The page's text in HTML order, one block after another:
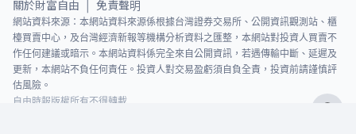
關於財富自由 免責聲明
網站資料來源：本網站資料來源係根據台灣證券交易所、公開資訊觀測站、櫃
檯買賣中心，及台灣經濟新報等機構分析資料之匯整，本網站對投資人買賣不
作任何建議或暗示。本網站資料係完全來自公開資訊，若遇傳輸中斷、延遲及
更新，本網站不負任何責任。投資人對交易盈虧須自負全責，投資前請謹慎評
估風險。
自由時報版權所有不得轉載